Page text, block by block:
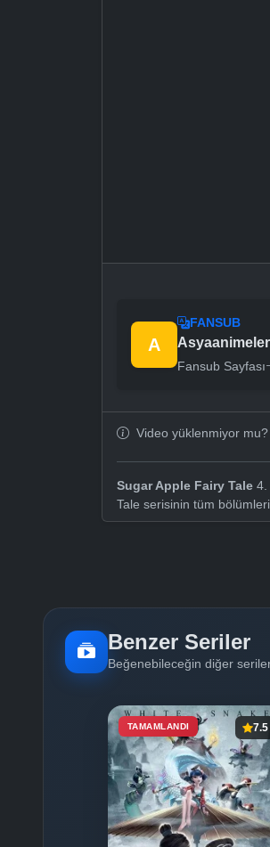
A
FANSUB
Fansub Sayfası
Video yüklenmiyor
Sugar Apple Fairy Tale 4.
Tale serisinin tüm
Benzer Seriler
Beğenebileceğin diğer
TAMAMLANDI 7.5